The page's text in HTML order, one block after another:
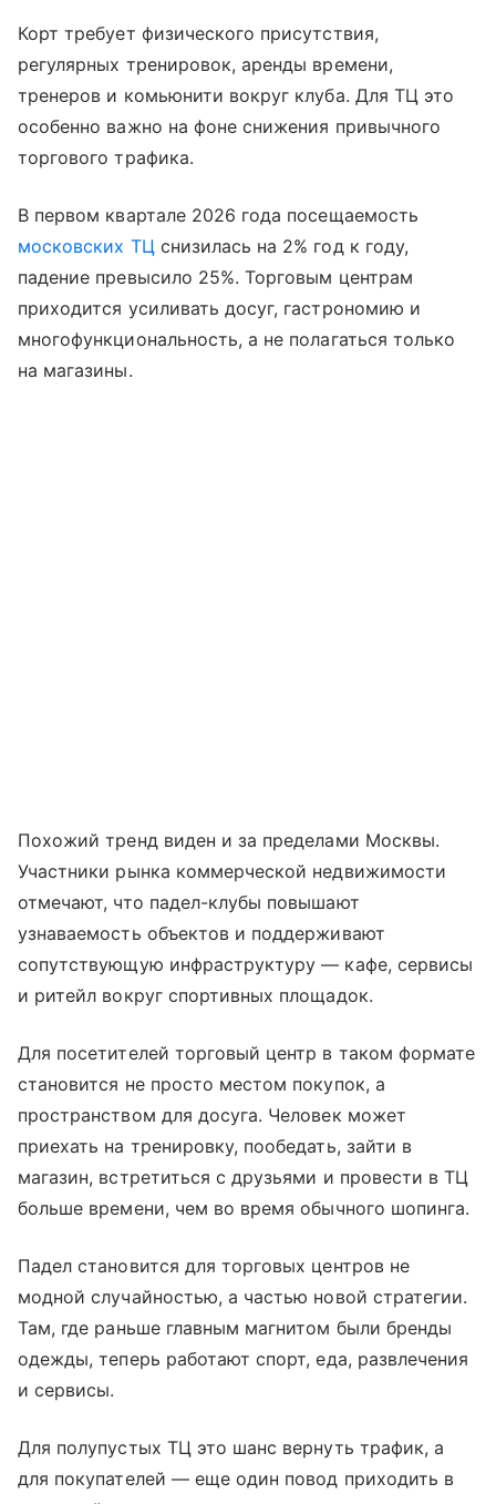
Корт требует физического присутствия,
регулярных тренировок, аренды времени,
тренеров и комьюнити вокруг клуба. Для ТЦ это
особенно важно на фоне снижения привычного
торгового трафика.
В первом квартале 2026 года посещаемость
московских ТЦ снизилась на 2% год к году,
падение превысило 25%. Торговым центрам
приходится усиливать досуг, гастрономию и
многофункциональность, а не полагаться только
на магазины.
Похожий тренд виден и за пределами Москвы.
Участники рынка коммерческой недвижимости
отмечают, что падел-клубы повышают
узнаваемость объектов и поддерживают
сопутствующую инфраструктуру — кафе, сервисы
и ритейл вокруг спортивных площадок.
Для посетителей торговый центр в таком формате
становится не просто местом покупок, а
пространством для досуга. Человек может
приехать на тренировку, пообедать, зайти в
магазин, встретиться с друзьями и провести в ТЦ
больше времени, чем во время обычного шопинга.
Падел становится для торговых центров не
модной случайностью, а частью новой стратегии.
Там, где раньше главным магнитом были бренды
одежды, теперь работают спорт, еда, развлечения
и сервисы.
Для полупустых ТЦ это шанс вернуть трафик, а
для покупателей — еще один повод приходить в